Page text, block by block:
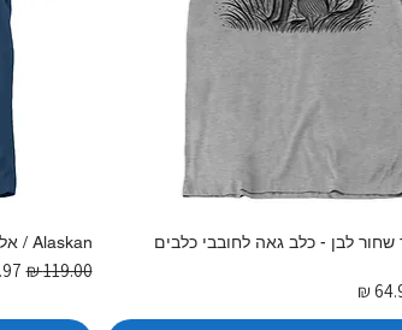
שחור לבן - כלב גאה לחובבי כלבים
מבצע
Alaskan / אלסקן
מחיר רגיל‏119.00 ‏₪